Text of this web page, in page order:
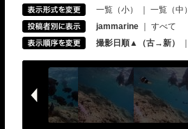
一覧（小） 一覧（中）
jammarine
すべて
撮影日順▲（古→新）